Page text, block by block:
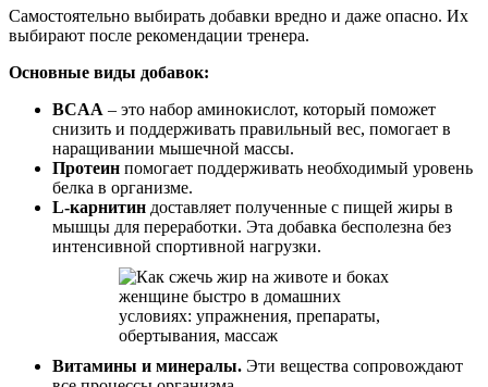
Самостоятельно выбирать добавки вредно и даже опасно. Их
выбирают после рекомендации тренера.
Основные виды добавок:
BCAA – это набор аминокислот, который поможет
снизить и поддерживать правильный вес, помогает в
наращивании мышечной массы.
Протеин помогает поддерживать необходимый уровень
белка в организме.
L-карнитин доставляет полученные с пищей жиры в
мышцы для переработки. Эта добавка бесполезна без
интенсивной спортивной нагрузки.
Витамины и минералы. Эти вещества сопровождают